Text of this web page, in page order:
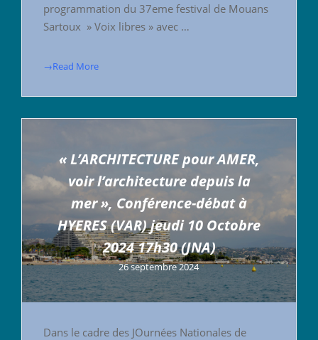
programmation du 37eme festival de Mouans
Sartoux » Voix libres » avec …
→Read More
« L’ARCHITECTURE pour AMER,
voir l’architecture depuis la
mer », Conférence-débat à
HYERES (VAR) jeudi 10 Octobre
2024 17h30 (JNA)
26 septembre 2024
Dans le cadre des JOurnées Nationales de